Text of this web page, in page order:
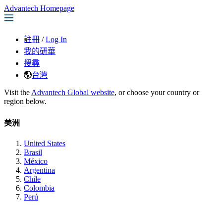
Advantech Homepage
註冊 / Log In
我的研華
搜尋
台灣
Visit the Advantech Global website, or choose your country or
region below.
美洲
United States
Brasil
México
Argentina
Chile
Colombia
Perú